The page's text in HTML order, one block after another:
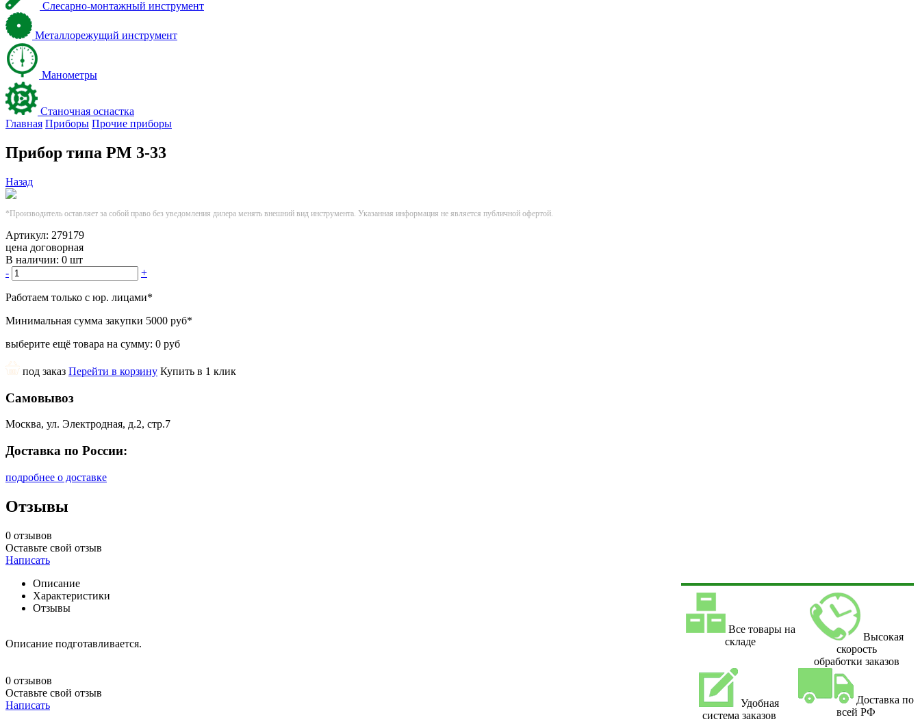
Слесарно-монтажный инструмент
Металлорежущий инструмент
Манометры
Станочная оснастка
Главная Приборы Прочие приборы
Прибор типа РМ 3-33
Назад
*Производитель оставляет за собой право без уведомления дилера менять внешний вид инструмента. Указанная информация не является публичной офертой.
Артикул: 279179
цена договорная
В наличии: 0 шт
-
+
Работаем только с юр. лицами*
Минимальная сумма закупки 5000 руб*
выберите ещё товара на сумму: 0 руб
под заказ Перейти в корзину Купить в 1 клик
Самовывоз
Москва, ул. Электродная, д.2, стр.7
Доставка по России:
подробнее о доставке
Отзывы
0 отзывов
Оставьте свой отзыв
Написать
Описание
Характеристики
Отзывы
Описание подготавливается.
0 отзывов
Оставьте свой отзыв
Написать
Все товары на
складе
Высокая
скорость
обработки заказов
Удобная
система заказов
Доставка по
всей РФ